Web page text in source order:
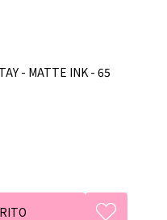
- MATTE INK - 65